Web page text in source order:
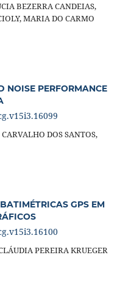
BEZERRA CANDEIAS,
MARIA DO CARMO
NOISE PERFORMANCE
DOS SANTOS,
GPS EM
PEREIRA KRUEGER